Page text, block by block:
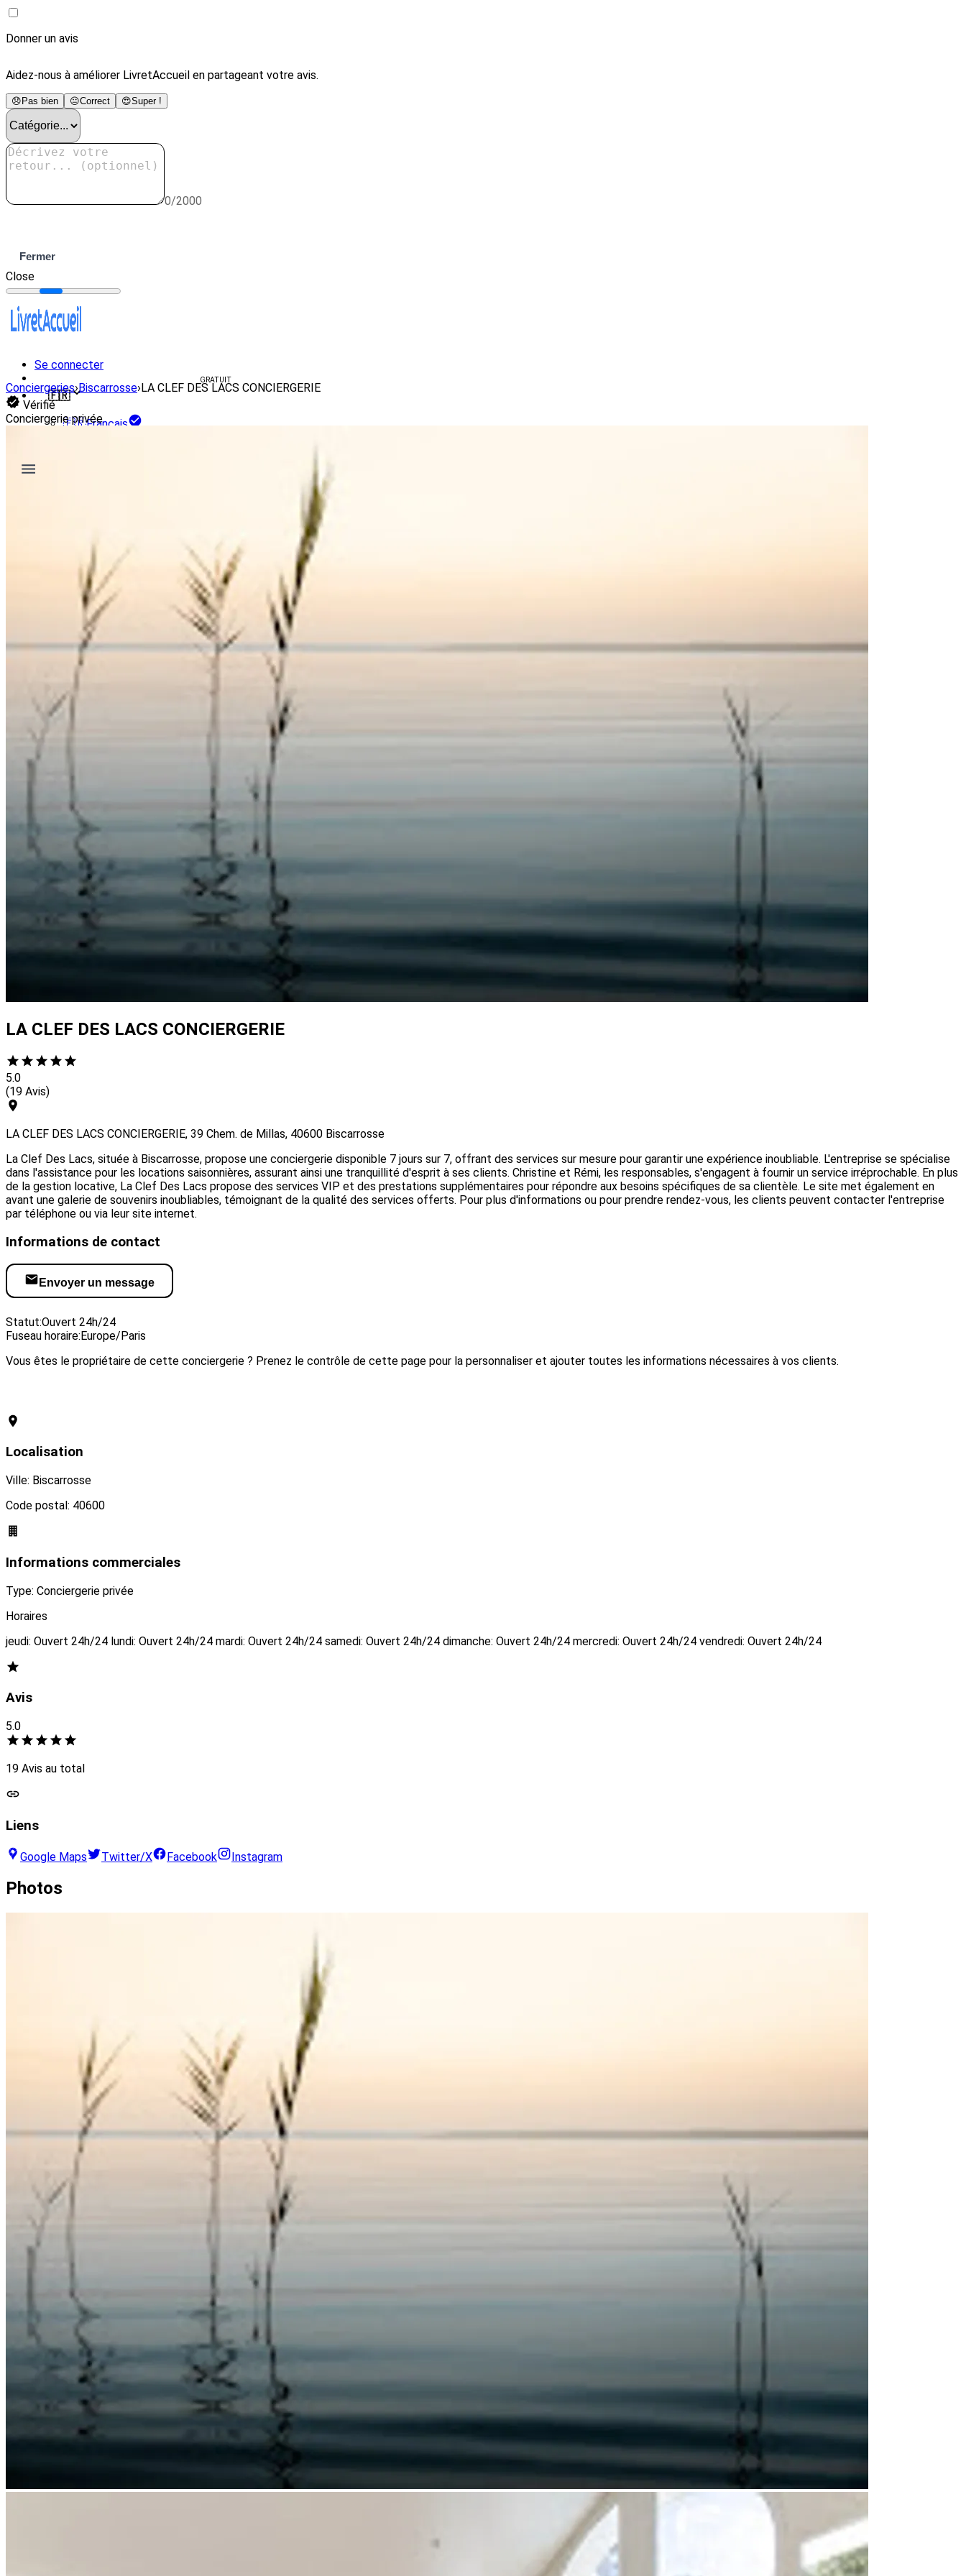
Donner un avis
Aidez-nous à améliorer LivretAccueil en partageant votre avis.
😞 Pas bien 😐Correct 😍Super !
0/2000
Fermer
Close
Se connecter
GRATUIT
🇫🇷
🇫🇷Français
Conciergeries›Biscarrosse› LA CLEF DES LACS CONCIERGERIE
Vérifié
Conciergerie privée
LA CLEF DES LACS CONCIERGERIE
5.0
(19 Avis)
LA CLEF DES LACS CONCIERGERIE, 39 Chem. de Millas, 40600 Biscarrosse
La Clef Des Lacs, située à Biscarrosse, propose une conciergerie disponible 7 jours sur 7, offrant des services sur mesure pour garantir une expérience inoubliable. L'entreprise se spécialise
dans l'assistance pour les locations saisonnières, assurant ainsi une tranquillité d'esprit à ses clients. Christine et Rémi, les responsables, s'engagent à fournir un service irréprochable. En plus
de la gestion locative, La Clef Des Lacs propose des services VIP et des prestations supplémentaires pour répondre aux besoins spécifiques de sa clientèle. Le site met également en
avant une galerie de souvenirs inoubliables, témoignant de la qualité des services offerts. Pour plus d'informations ou pour prendre rendez-vous, les clients peuvent contacter l'entreprise
par téléphone ou via leur site internet.
Informations de contact
Envoyer un message
Statut:Ouvert 24h/24
Fuseau horaire:Europe/Paris
Vous êtes le propriétaire de cette conciergerie ? Prenez le contrôle de cette page pour la personnaliser et ajouter toutes les informations nécessaires à vos clients.
Localisation
Ville: Biscarrosse
Code postal: 40600
Informations commerciales
Type: Conciergerie privée
Horaires
jeudi: Ouvert 24h/24 lundi: Ouvert 24h/24 mardi: Ouvert 24h/24 samedi: Ouvert 24h/24 dimanche: Ouvert 24h/24 mercredi: Ouvert 24h/24 vendredi: Ouvert 24h/24
Avis
5.0
19 Avis au total
Liens
Google Maps Twitter/X Facebook Instagram
Photos